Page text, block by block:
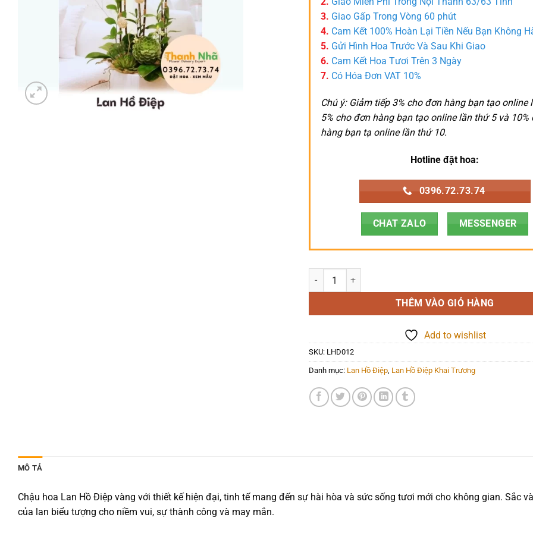
3. Giao Gấp Trong Vòng 60 phút
4. Cam Kết 100% Hoàn Lại Tiền Nếu Bạn Không
5. Gửi Hình Hoa Trước Và Sau Khi Giao
6. Cam Kết Hoa Tươi Trên 3 Ngày
7. Có Hóa Đơn VAT 10%
Chú ý: Giảm tiếp 3% cho đơn hàng bạn tạo online
5% cho đơn hàng bạn tạo online lần thứ 5 và 10%
hàng bạn tạ online lần thứ 10.
Hotline đặt hoa:
0396.72.73.74
CHAT ZALO MESSENGER
Lan Hồ Điệp - LHD012 số lượng
THÊM VÀO GIỎ HÀNG
Add to wishlist
SKU: LHD012
Danh mục: Lan Hồ Điệp, Lan Hồ Điệp Khai Trương
MÔ TẢ
Chậu hoa Lan Hồ Điệp vàng với thiết kế hiện đại, tinh tế mang đến sự hài hòa và sức sống tươi mới cho không gian. Sắc
của lan biểu tượng cho niềm vui, sự thành công và may mắn.